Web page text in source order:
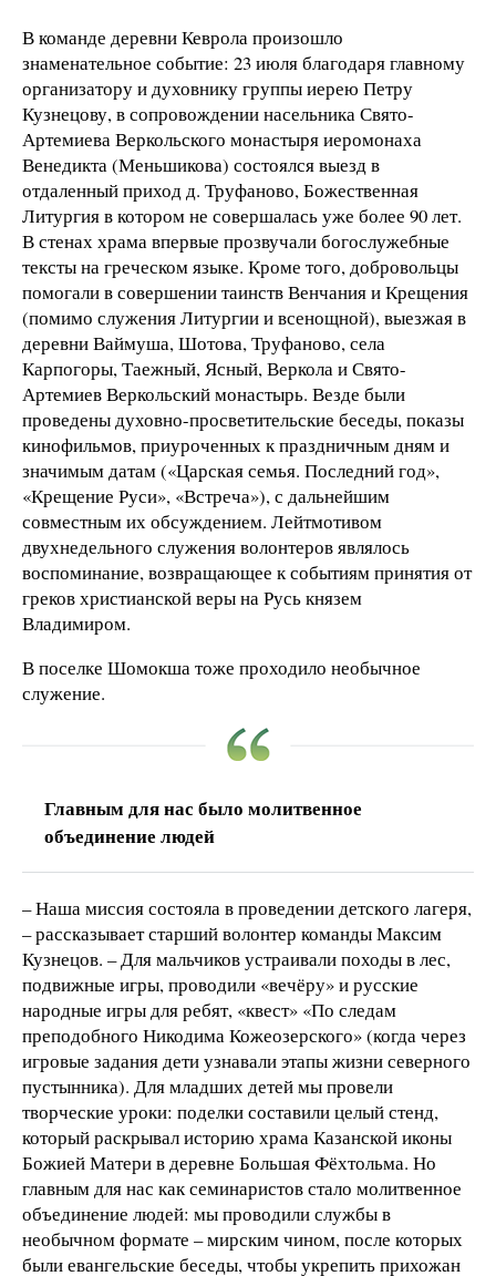
В команде деревни Кеврола произошло
знаменательное событие: 23 июля благодаря главному
организатору и духовнику группы иерею Петру
Кузнецову, в сопровождении насельника Свято-
Артемиева Веркольского монастыря иеромонаха
Венедикта (Меньшикова) состоялся выезд в
отдаленный приход д. Труфаново, Божественная
Литургия в котором не совершалась уже более 90 лет.
В стенах храма впервые прозвучали богослужебные
тексты на греческом языке. Кроме того, добровольцы
помогали в совершении таинств Венчания и Крещения
(помимо служения Литургии и всенощной), выезжая в
деревни Ваймуша, Шотова, Труфаново, села
Карпогоры, Таежный, Ясный, Веркола и Свято-
Артемиев Веркольский монастырь. Везде были
проведены духовно-просветительские беседы, показы
кинофильмов, приуроченных к праздничным дням и
значимым датам («Царская семья. Последний год»,
«Крещение Руси», «Встреча»), с дальнейшим
совместным их обсуждением. Лейтмотивом
двухнедельного служения волонтеров являлось
воспоминание, возвращающее к событиям принятия от
греков христианской веры на Русь князем
Владимиром.
В поселке Шомокша тоже проходило необычное
служение.
Главным для нас было молитвенное
объединение людей
– Наша миссия состояла в проведении детского лагеря,
– рассказывает старший волонтер команды Максим
Кузнецов. – Для мальчиков устраивали походы в лес,
подвижные игры, проводили «вечёру» и русские
народные игры для ребят, «квест» «По следам
преподобного Никодима Кожеозерского» (когда через
игровые задания дети узнавали этапы жизни северного
пустынника). Для младших детей мы провели
творческие уроки: поделки составили целый стенд,
который раскрывал историю храма Казанской иконы
Божией Матери в деревне Большая Фёхтольма. Но
главным для нас как семинаристов стало молитвенное
объединение людей: мы проводили службы в
необычном формате – мирским чином, после которых
были евангельские беседы, чтобы укрепить прихожан